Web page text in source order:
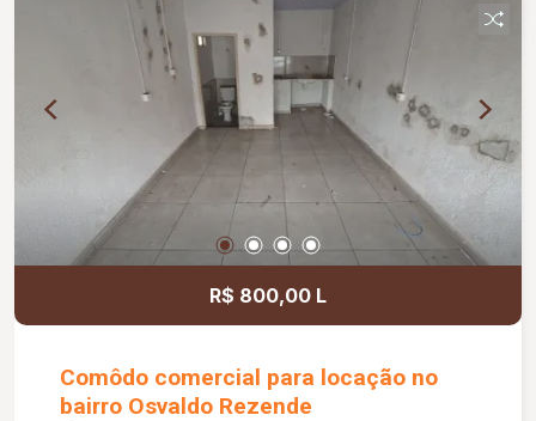
R$ 800,00 L
Comôdo comercial para locação no
bairro Osvaldo Rezende